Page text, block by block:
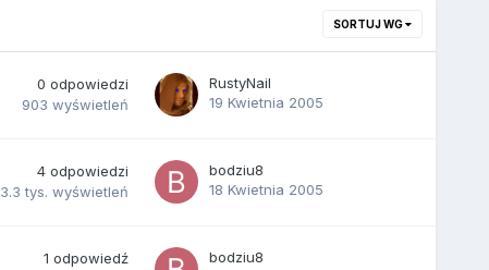
SORTUJ WG
0 odpowiedzi
903 wyświetleń
RustyNail
19 Kwietnia 2005
4 odpowiedzi
3.3 tys. wyświetleń
bodziu8
18 Kwietnia 2005
1 odpowiedź
bodziu8